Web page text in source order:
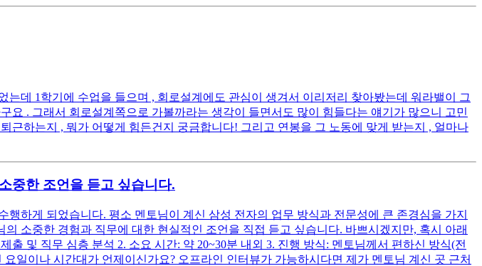
데 1학기에 수업을 들으며 , 회로설계에도 관심이 생겨서 이리저리 찾아봤는데 워라밸이 그
. 그래서 회로설계쪽으로 가볼까라는 생각이 들면서도 많이 힘들다는 얘기가 많으니 고민
하는지 , 뭐가 어떻게 힘든건지 궁금합니다! 그리고 연봉을 그 노동에 맞게 받는지 , 얼마나
중한 조언을 듣고 싶습니다.
하게 되었습니다. 평소 멘토님이 계신 삼성 전자의 업무 방식과 전문성에 큰 존경심을 가지
소중한 경험과 직무에 대한 현실적인 조언을 직접 듣고 싶습니다. 바쁘시겠지만, 혹시 아래
및 직무 심층 분석 2. 소요 시간: 약 20~30분 내외 3. 진행 방식: 멘토님께서 편하신 방식(전
일이나 시간대가 언제이신가요? 오프라인 인터뷰가 가능하시다면 제가 멘토님 계신 곳 근처